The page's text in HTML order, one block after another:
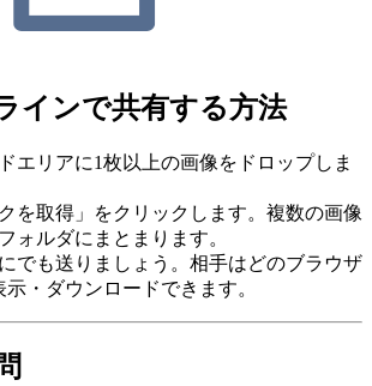
インで共有する方法
エリアに1枚以上の画像をドロップしま
クを取得」をクリックします。複数の画像
ォルダにまとまります。
でも送りましょう。相手はどのブラウザ
・ダウンロードできます。